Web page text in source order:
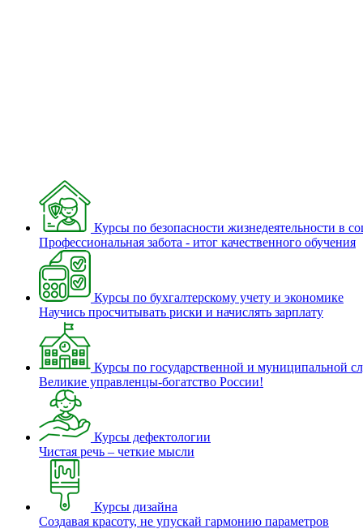
Курсы по безопасности жизнедеятельности в
Профессиональная забота - итог качественного обучения
Курсы по бухгалтерскому учету и экономике
Научись просчитывать риски и начислять зарплату
Курсы по государственной и муниципальной
Великие управленцы-богатство России!
Курсы дефектологии
Чистая речь – четкие мысли
Курсы дизайна
Создавая красоту, не упускай гармонию параметров